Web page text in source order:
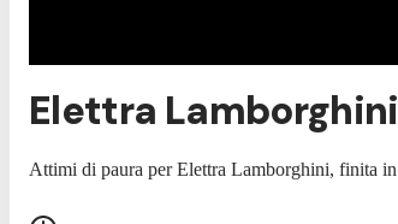
Elettra
Attimi di paura per Elettra Lamborghini, finita